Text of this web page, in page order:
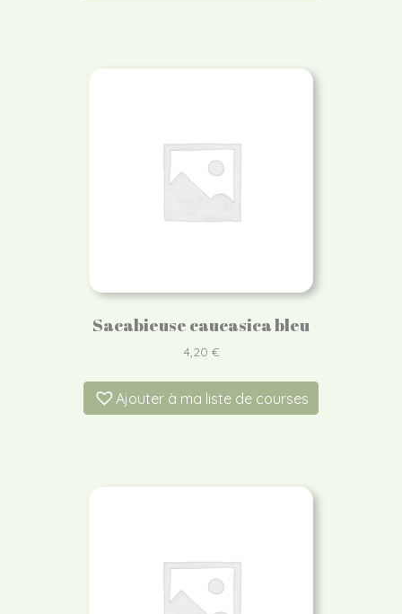
Sacabieuse caucasica bleu
4,20 €
Ajouter à ma liste de courses